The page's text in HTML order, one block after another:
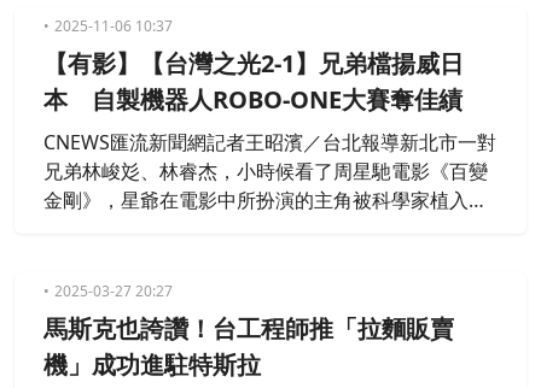
在一起研究設計動作，對讓孩子們學習機器人的家長
也說，小孩不會沉迷手機，都在想怎麼寫程式，如何
讓機器人更強大，對大人小孩都是好事。
2025-11-06 10:37
【有影】【台灣之光2-1】兄弟檔揚威日
本 自製機器人ROBO-ONE大賽奪佳績
CNEWS匯流新聞網記者王昭濱／台北報導新北市一對
兄弟林峻彣、林睿杰，小時候看了周星馳電影《百變
金剛》，星爺在電影中所扮演的主角被科學家植入晶
今甚至還會編撰程式，設計機器人，也帶著設計的機
器人參與國內外各種賽事。今年9月，林姓兄弟還在
日本最高級別的ROBO-ONE大賽中，分別獲得第2名
及第4名的殊榮，而這也
2025-03-27 20:27
馬斯克也誇讚！台工程師推「拉麵販賣
機」成功進駐特斯拉